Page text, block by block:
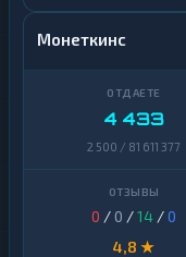
Монеткинс
4 433
2 500 / 81 611 377
0 / 0 /14 /0
4,8 ★